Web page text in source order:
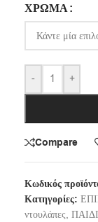
ΧΡΏΜΑ
- +
Compare
Κωδικός
Κατηγορίες:
ντουλάπες,